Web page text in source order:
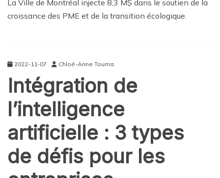
La Ville de Montréal injecte 8,3 M$ dans le soutien de la
croissance des PME et de la transition écologique.
2022-11-07 Chloé-Anne Touma
Intégration de
l’intelligence
artificielle : 3 types
de défis pour les